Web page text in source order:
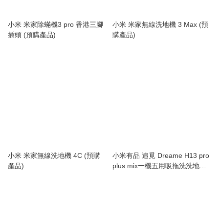
小米 米家除蟎機3 pro 香港三腳
插頭 (預購產品)
小米 米家無線洗地機 3 Max (預
購產品)
小米 米家無線洗地機 4C (預購
產品)
小米有品 追覓 Dreame H13 pro
plus mix一機五用吸拖洗洗地機